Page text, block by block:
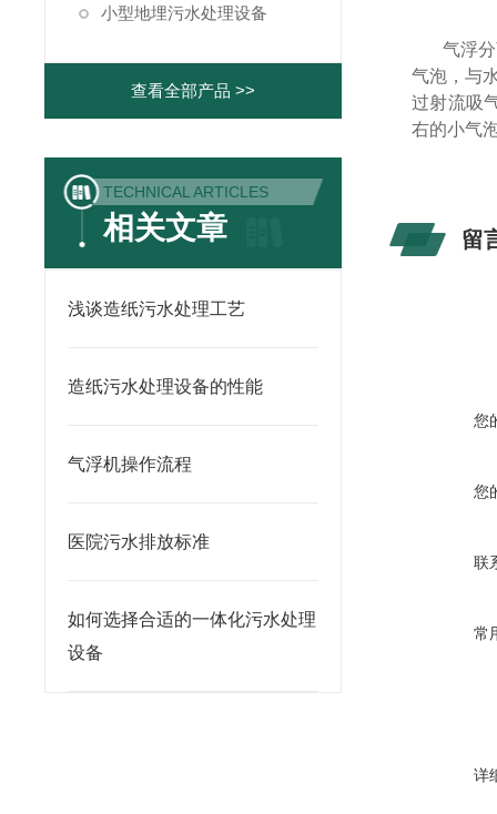
小型地埋污水处理设备
查看全部产品 >>
TECHNICAL ARTICLES
相关文章
浅谈造纸污水处理工艺
造纸污水处理设备的性能
气浮机操作流程
医院污水排放标准
如何选择合适的一体化污水处理
设备
气浮
气泡，与
过射流吸
右的小气
留
您
您
联
常
详